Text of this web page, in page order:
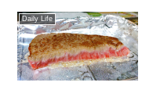
Daily Life